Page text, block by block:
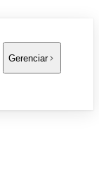
Gerenciar